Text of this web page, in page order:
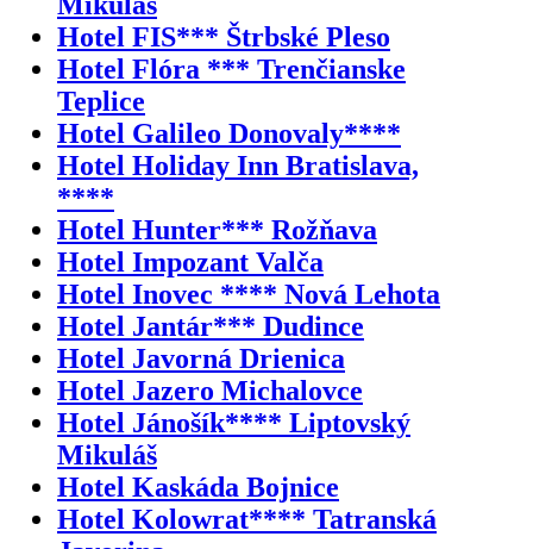
Hotel FIS*** Štrbské Pleso
Hotel Flóra *** Trenčianske
Teplice
Hotel Galileo Donovaly****
Hotel Holiday Inn Bratislava,
****
Hotel Hunter*** Rožňava
Hotel Impozant Valča
Hotel Inovec **** Nová Lehota
Hotel Jantár*** Dudince
Hotel Javorná Drienica
Hotel Jazero Michalovce
Hotel Jánošík**** Liptovský
Mikuláš
Hotel Kaskáda Bojnice
Hotel Kolowrat**** Tatranská